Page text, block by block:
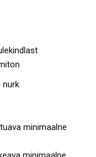
nurk
minimaalne